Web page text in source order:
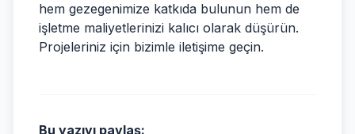
hem gezegenimize katkıda bulunun hem de
işletme maliyetlerinizi kalıcı olarak düşürün.
Projeleriniz için bizimle iletişime geçin.
Bu yazıyı paylaş: